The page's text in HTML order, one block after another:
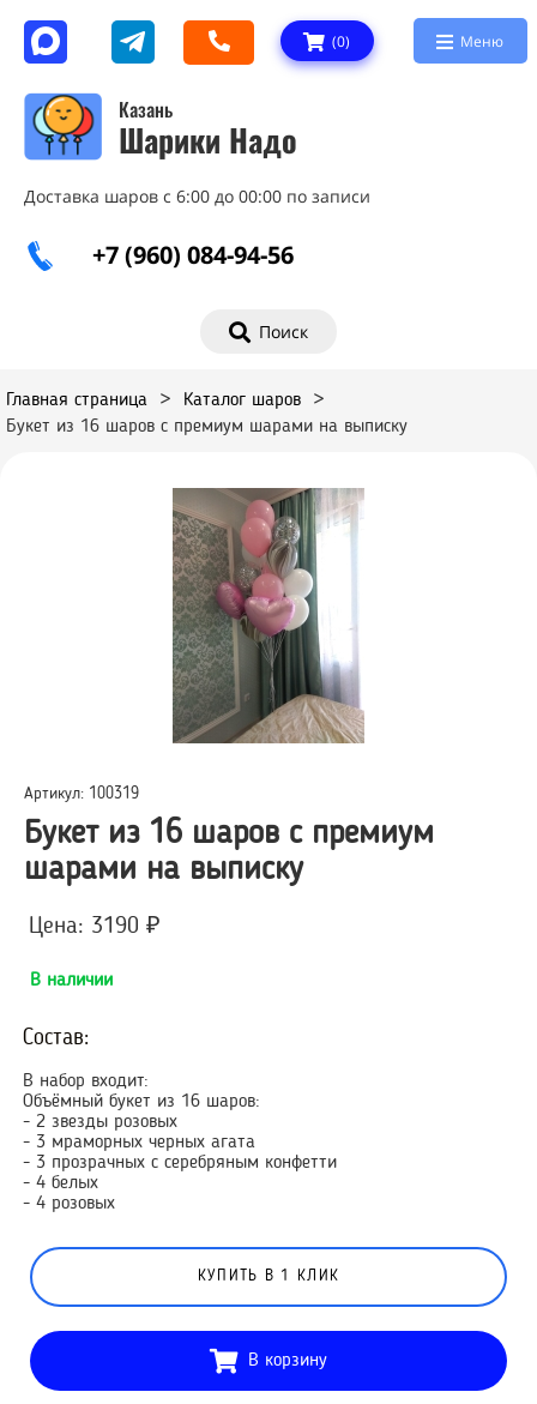
(0) Меню
Казань
Шарики Надо
Доставка шаров с 6:00 до 00:00 по записи
+7 (960) 084-94-56
Поиск
Главная страница > Каталог шаров
>
Букет из 16 шаров с премиум шарами на выписку
Артикул: 100319
Букет из 16 шаров с премиум
шарами на выписку
Цена: 3190 ₽
В наличии
Состав:
В набор входит:
Объёмный букет из 16 шаров:
- 2 звезды розовых
- 3 мраморных черных агата
- 3 прозрачных с серебряным конфетти
- 4 белых
- 4 розовых
КУПИТЬ В 1 КЛИК
В корзину